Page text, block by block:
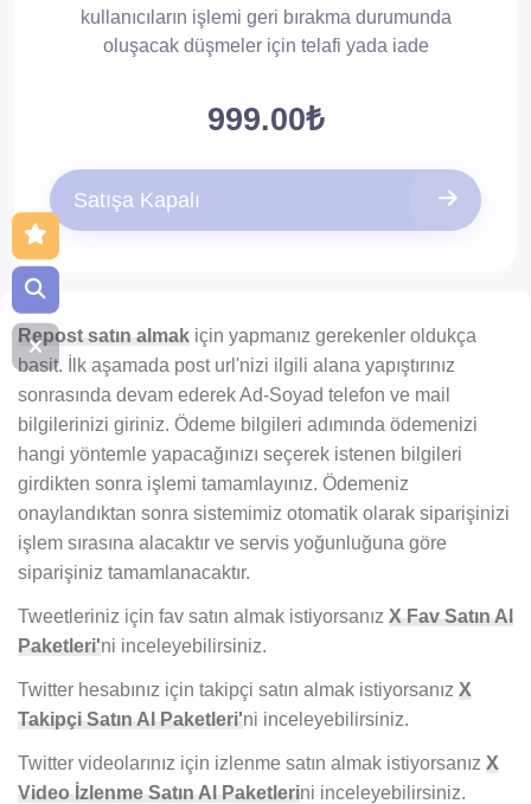
kullanıcıların işlemi geri bırakma durumunda
oluşacak düşmeler için telafi yada iade
Düşüş çok az olur. Düşüşlere karşı 30 gün
999.00₺
Satışa Kapalı
Repost satın almak için yapmanız gerekenler oldukça
basit. İlk aşamada post url'nizi ilgili alana yapıştırınız
sonrasında devam ederek Ad-Soyad telefon ve mail
bilgilerinizi giriniz. Ödeme bilgileri adımında ödemenizi
hangi yöntemle yapacağınızı seçerek istenen bilgileri
girdikten sonra işlemi tamamlayınız. Ödemeniz
onaylandıktan sonra sistemimiz otomatik olarak siparişinizi
işlem sırasına alacaktır ve servis yoğunluğuna göre
siparişiniz tamamlanacaktır.
Tweetleriniz için fav satın almak istiyorsanız X Fav Satın Al
Paketleri'ni inceleyebilirsiniz.
Twitter hesabınız için takipçi satın almak istiyorsanız X
Takipçi Satın Al Paketleri'ni inceleyebilirsiniz.
Twitter videolarınız için izlenme satın almak istiyorsanız X
Video İzlenme Satın Al Paketlerini inceleyebilirsiniz.